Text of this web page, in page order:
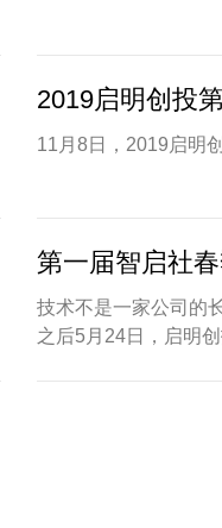
2019启明创投
11月8日，2019启明
第一届智启社
技术不是一家公司的
之后5月24日，启明